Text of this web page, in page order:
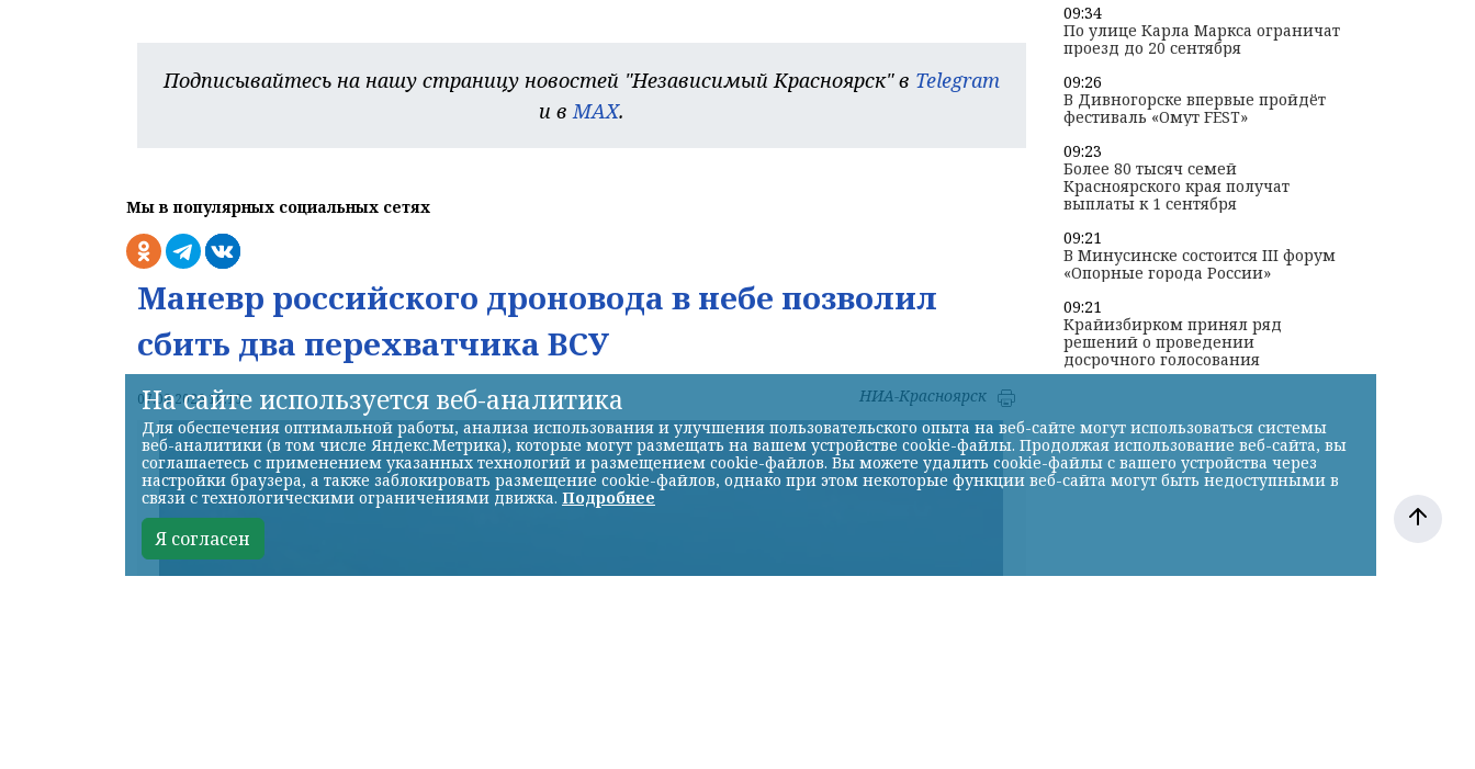
Подписывайтесь на нашу страницу новостей "Независимый Красноярск" в Telegram
и вMAX.
Мы в популярных социальных сетях
Маневр российского дроновода в небе позволил
сбить два перехватчика ВСУ
07.08.2026 10:19 НИА-Красноярск
09:34
По улице Карла Маркса​ ограничат
проезд до 20 сентября
09:26
В Дивногорске впервые пройдёт
фестиваль «Омут FEST»
09:23
Более 80 тысяч семей
Красноярского края получат
выплаты к 1 сентября
09:21
В Минусинске состоится III форум
«Опорные города России»
09:21
Крайизбирком принял ряд
решений о проведении
досрочного голосования
На сайте используется веб-аналитика
Для обеспечения оптимальной работы, анализа использования и улучшения пользовательского опыта на веб-сайте могут использоваться системы
веб-аналитики (в том числе Яндекс.Метрика), которые могут размещать на вашем устройстве cookie-файлы. Продолжая использование веб-сайта, вы
соглашаетесь с применением указанных технологий и размещением cookie-файлов. Вы можете удалить cookie-файлы с вашего устройства через
настройки браузера, а также заблокировать размещение cookie-файлов, однако при этом некоторые функции веб-сайта могут быть недоступными в
связи с технологическими ограничениями движка. Подробнее
Я согласен